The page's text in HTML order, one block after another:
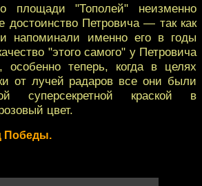
площади "Тополей" неизменно
достоинство Петровича — так как
напоминали именно его в годы
"этого самого" у Петровича
теперь, когда в целях
от лучей радаров все они были
суперсекретной краской в
цвет.
Победы.